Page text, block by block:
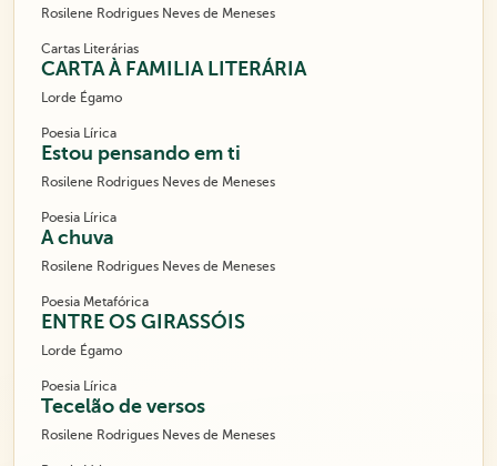
Rosilene Rodrigues Neves de Meneses
Cartas Literárias
CARTA À FAMILIA LITERÁRIA
Lorde Égamo
Poesia Lírica
Estou pensando em ti
Rosilene Rodrigues Neves de Meneses
Poesia Lírica
A chuva
Rosilene Rodrigues Neves de Meneses
Poesia Metafórica
ENTRE OS GIRASSÓIS
Lorde Égamo
Poesia Lírica
Tecelão de versos
Rosilene Rodrigues Neves de Meneses